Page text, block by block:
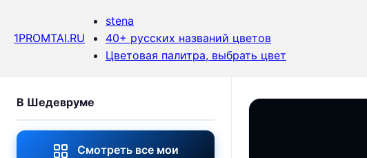
1PROMTAI.RU
stena
40+ русских названий цветов
Цветовая палитра, выбрать цвет
В Шедевруме
Смотреть все мои